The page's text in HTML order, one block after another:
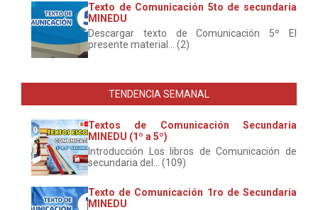
Texto de Comunicación 5to de secundaria
MINEDU
Descargar texto de Comunicación 5º El
presente material... (2)
TENDENCIA SEMANAL
Textos de Comunicación Secundaria
MINEDU (1º a 5º)
Introducción Los libros de Comunicación de
secundaria del... (109)
Texto de Comunicación 1ro de Secundaria
MINEDU